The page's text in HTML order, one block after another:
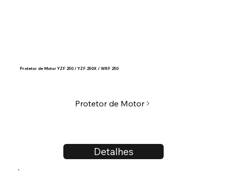
Protetor de Motor YZF 250 / YZF 250X / WRF 250
Detalhes
Protetor de Motor